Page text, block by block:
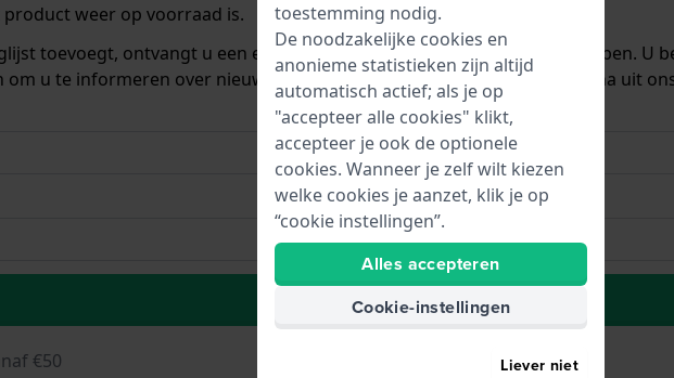
weer op voorraad is.
toevoegt, ontvangt u een e-mail zodra we het weer op voorraad hebben. U
om u te informeren over nieuwe voorraad. Het wordt onmiddellijk daarna uit
Plaats in wenslijst
€50
toestemming nodig.
De noodzakelijke cookies en
anonieme statistieken zijn altijd
automatisch actief; als je op
"accepteer alle cookies" klikt,
accepteer je ook de optionele
cookies. Wanneer je zelf wilt kiezen
welke cookies je aanzet, klik je op
“cookie instellingen”.
Alles accepteren
Cookie-instellingen
Liever niet